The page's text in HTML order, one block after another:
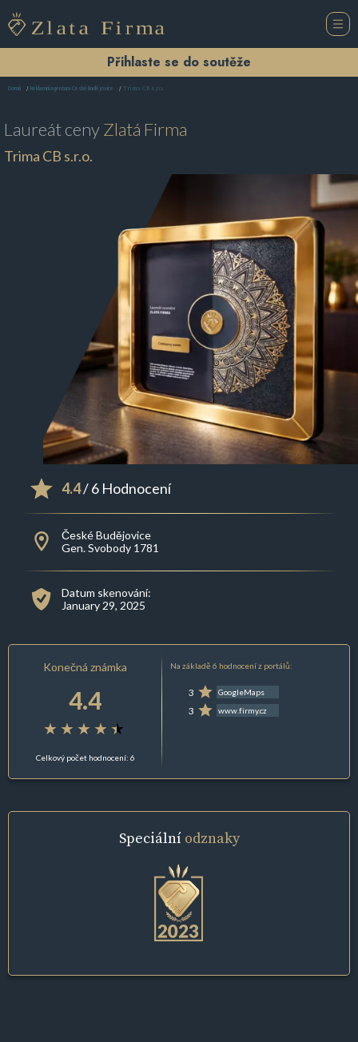
Přihlaste se do soutěže
Domů Reklamní agentura České Budějovice Trima CB s.r.o.
Laureát cenyZlatá Firma
Trima CB s.r.o.
4.4/ 6 Hodnocení
České Budějovice
Gen. Svobody 1781
Datum skenování:
January 29, 2025
Konečná známka
4.4
Celkový počet hodnocení: 6
Na základě 6 hodnocení z portálů:
3 GoogleMaps
3 www.firmy.cz
Speciální odznaky